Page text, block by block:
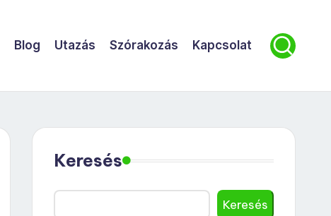
Blog Utazás Szórakozás Kapcsolat
Keresés
Keresés